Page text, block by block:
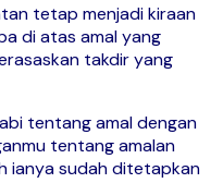
tetap menjadi kiraan
di atas amal yang
takdir yang
tentang amal dengan
tentang amalan
ianya sudah ditetapkan